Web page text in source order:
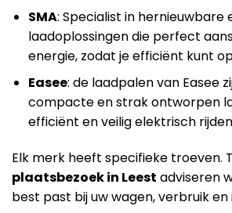
SMA: Specialist in hernieuwbare
laadoplossingen die perfect
energie, zodat je efficiënt kunt
Easee: de laadpalen van Easee
compacte en strak ontworpen
efficiënt en veilig elektrisch
Elk merk heeft specifieke troeven.
plaatsbezoek in Leest adviseren
best past bij uw wagen, verbruik en